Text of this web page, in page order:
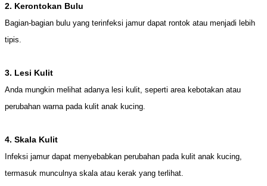
2. Kerontokan Bulu
Bagian-bagian bulu yang terinfeksi jamur dapat rontok atau menjadi lebih
tipis.
3. Lesi Kulit
Anda mungkin melihat adanya lesi kulit, seperti area kebotakan atau
perubahan warna pada kulit anak kucing.
4. Skala Kulit
Infeksi jamur dapat menyebabkan perubahan pada kulit anak kucing,
termasuk munculnya skala atau kerak yang terlihat.